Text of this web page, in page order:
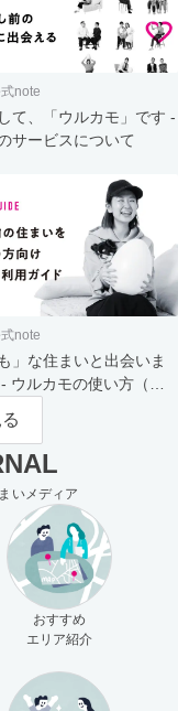
note
て、「ウルカモ」です -
サービスについて
note
」な住まいと出会いま
ウルカモの使い方（買
）
いメディア
おすすめ
エリア紹介